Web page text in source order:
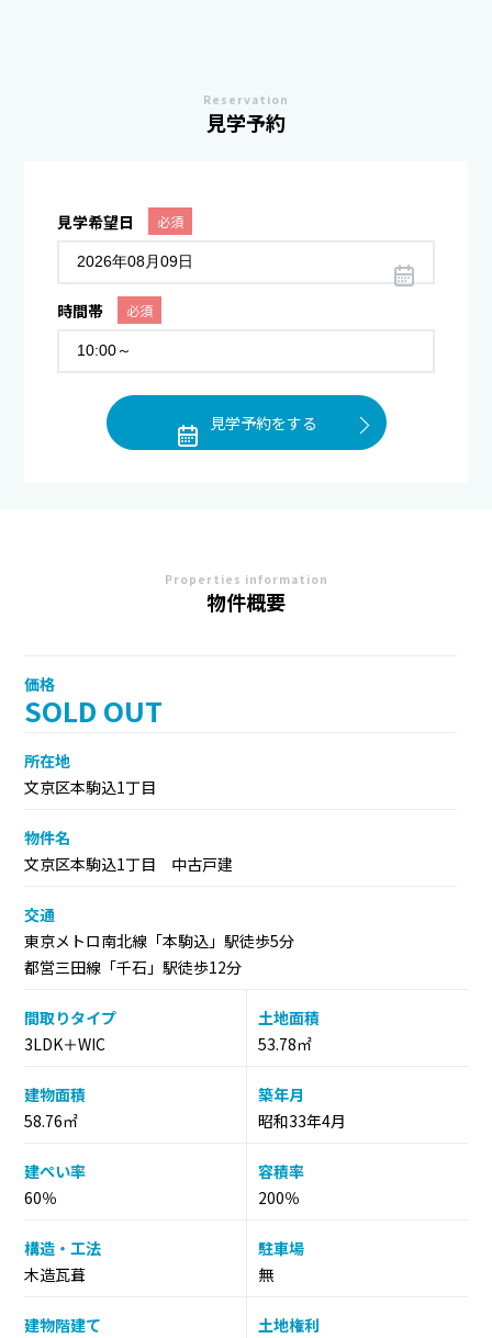
Reservation
見学予約
見学希望日 必須
時間帯 必須
見学予約をする
Properties information
物件概要
価格
SOLD OUT
所在地
文京区本駒込1丁目
物件名
文京区本駒込1丁目 中古戸建
交通
東京メトロ南北線「本駒込」駅徒歩5分
都営三田線「千石」駅徒歩12分
間取りタイプ
3LDK＋WIC
土地面積
53.78㎡
建物面積
58.76㎡
築年月
昭和33年4月
建ぺい率
60％
容積率
200％
構造・工法
木造瓦葺
駐車場
無
建物階建て
土地権利